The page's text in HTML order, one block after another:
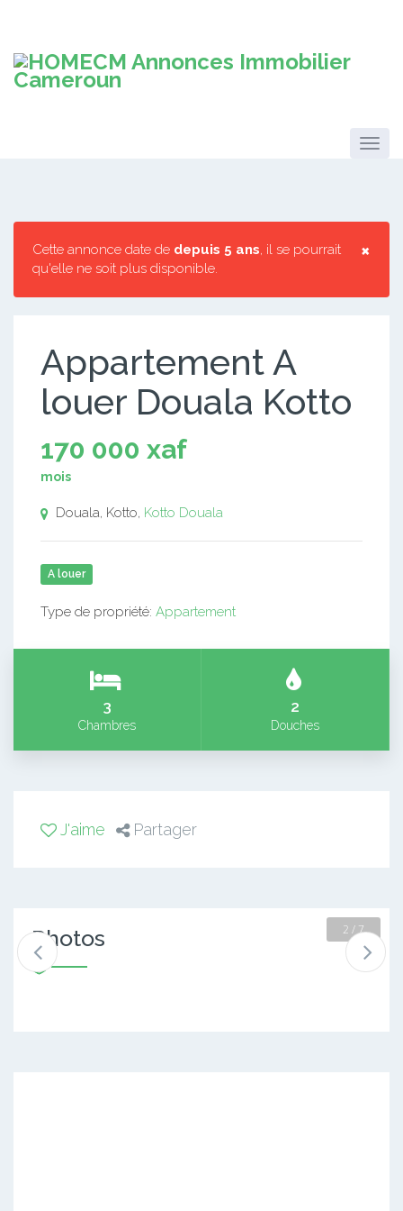
×
Cette annonce date de depuis 5 ans, il se pourrait
qu'elle ne soit plus disponible.
Appartement A
louer Douala Kotto
170 000 xaf
mois
Douala, Kotto, Kotto Douala
A louer
Type de propriété: Appartement
3
Chambres
2
Douches
J'aime Partager
Photos 2 / 7